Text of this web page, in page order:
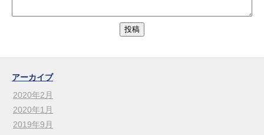
アーカイブ
2020年2月
2020年1月
2019年9月